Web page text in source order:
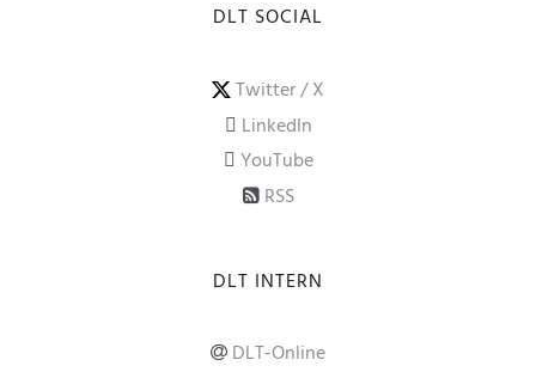
DLT SOCIAL
Twitter / X
LinkedIn
YouTube
RSS
DLT INTERN
DLT-Online